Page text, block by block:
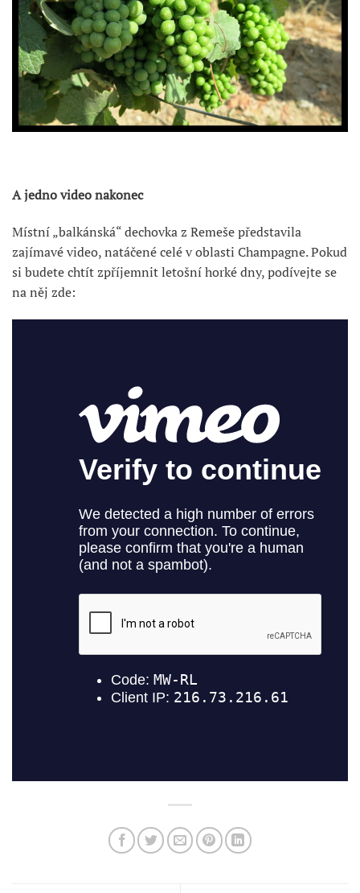
A jedno video nakonec
Místní „balkánská“ dechovka z Remeše představila
zajímavé video, natáčené celé v oblasti Champagne. Pokud
si budete chtít zpříjemnit letošní horké dny, podívejte se
na něj zde: